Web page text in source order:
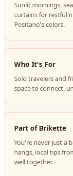
Sunlit mornings,
curtains for restful
Positano's colors.
Who It's For
Solo travelers and
space to connect,
Part of Brikette
You're never just a
hangs, local tips
well together.